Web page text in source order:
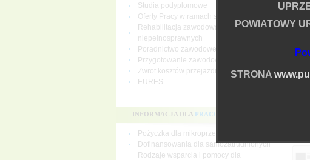
Studia podyplomowe
Oferty Pracy w ramach sieci EURES
Rehabilitacja zawodowa osób
niepełnosprawnych
Poradnictwo zawodowe
Przygotowanie zawodowe dorosłych
Zwrot kosztów przejazdu i zakwaterowania
EURES
INFORMACJA DLA PRACODAWCÓW
Pożyczka dla mikroprzedsiębiorców
Dofinansowania dla samozatrudnionych
Rodzaje wsparcia i pomocy dla
Data
Więcej
POWIATOWY
STRONA